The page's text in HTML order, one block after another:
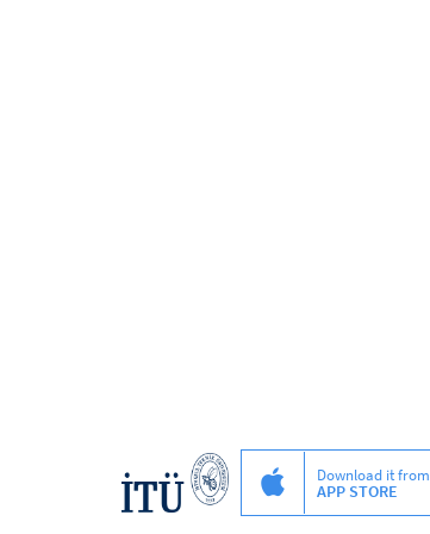
Download it from
APP STORE